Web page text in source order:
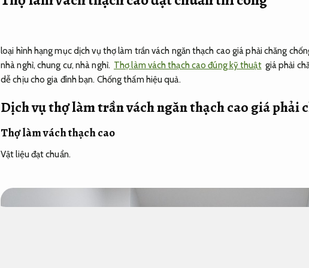
loại hình hạng mục dịch vụ thợ làm trần vách ngăn thạch cao giá phải chăng
nhà nghỉ, chung cư, nhà nghỉ. Thợ làm vách thạch cao đúng kỹ thuật giá phải
dễ chịu cho gia đình bạn. Chống thấm hiệu quả.
Dịch vụ thợ làm trần vách ngăn thạch cao giá phải
Thợ làm vách thạch cao
Vật liệu đạt chuẩn.